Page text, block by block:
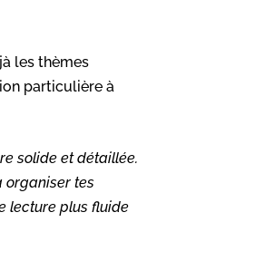
les thèmes
particulière à
solide et détaillée.
organiser tes
lecture plus fluide